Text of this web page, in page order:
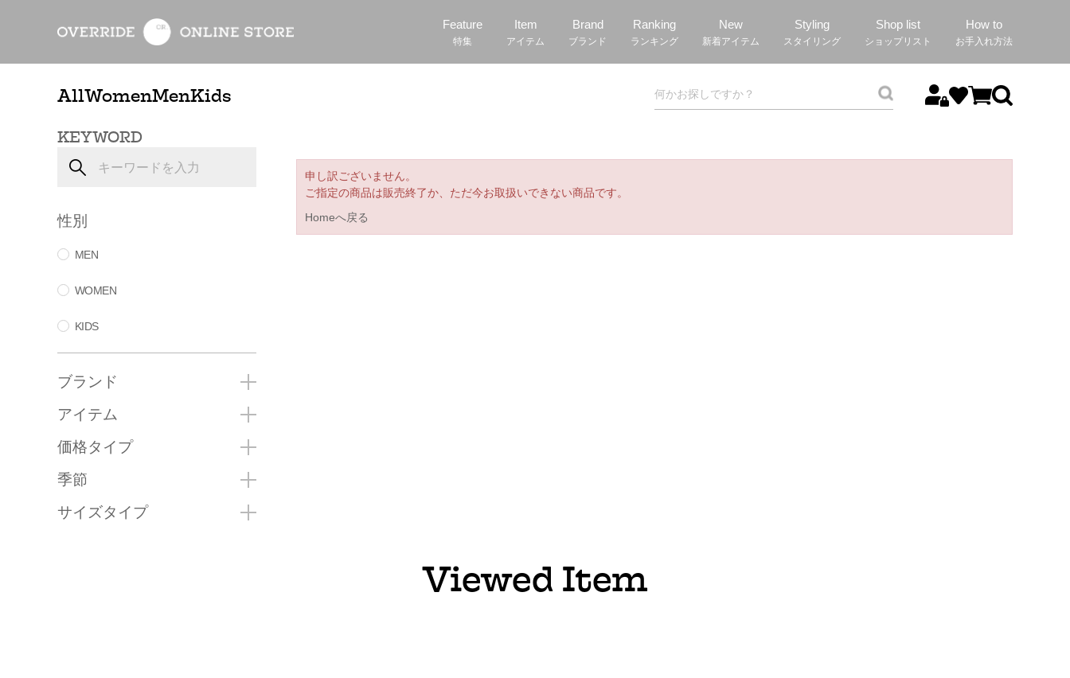
Feature
特集
Item
アイテム
Brand
ブランド
Ranking
ランキング
New
新着アイテム
Styling
スタイリング
Shop list
ショップリスト
How to
お手入れ方法
AllWomenMenKids
KEYWORD
性別
MEN
WOMEN
KIDS
ブランド
アイテム
価格タイプ
季節
サイズタイプ
申し訳ございません。
ご指定の商品は販売終了か、ただ今お取扱いできない商品です。
Homeへ戻る
Viewed Item